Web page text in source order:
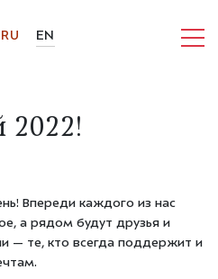
RU EN
2022!
Впереди каждого из нас
а рядом будут друзья и
— те, кто всегда поддержит и